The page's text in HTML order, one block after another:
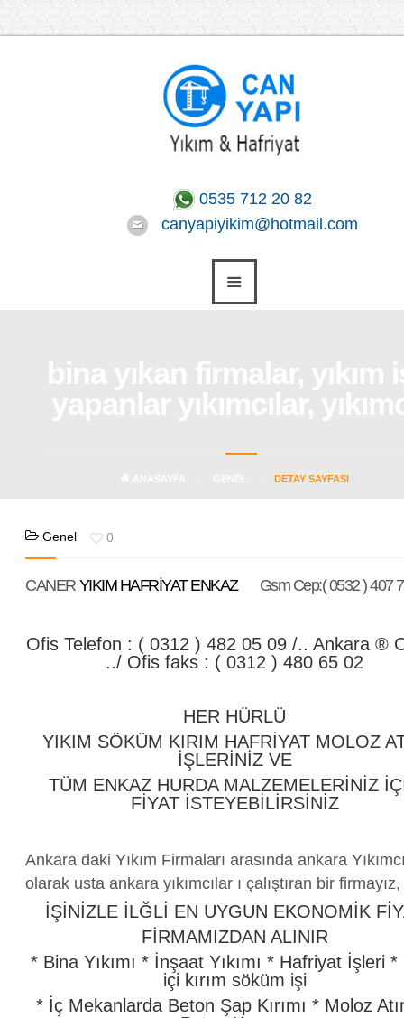
0535 712 20 82
canyapiyikim@hotmail.com
DETAY SAYFASI
Genel 0
CANER YIKIM HAFRİYAT ENKAZ Gsm Cep:( 0532 ) 407
Ofis Telefon : ( 0312 ) 482 05 09 /.. Ankara ®
../ Ofis faks : ( 0312 ) 480 65 02
HER HÜRLÜ
YIKIM SÖKÜM KIRIM HAFRİYAT MOLOZ
İŞLERİNİZ VE
TÜM ENKAZ HURDA MALZEMELERİNİZ
FİYAT İSTEYEBİLİRSİNİZ
Ankara daki Yıkım Firmaları arasında ankara
olarak usta ankara yıkımcılar ı çalıştıran bir firmayız,
İŞİNİZLE İLĞLİ EN UYGUN EKONOMİK
FİRMAMIZDAN ALINIR
* Bina Yıkımı * İnşaat Yıkımı * Hafriyat İşleri *
içi kırım söküm işi
* İç Mekanlarda Beton Şap Kırımı * Moloz